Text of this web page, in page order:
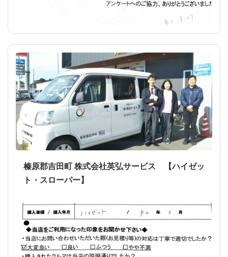
榛原郡吉田町 株式会社英弘サービス 【ハイゼッ
ト・スローパー】